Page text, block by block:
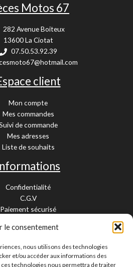
le consentement
nous utilisons des technologies
et/ou accéder aux informations des
ces technologies nous permettra de traiter
Motos 67
282 Avenue Boiteux
13600 La Ciotat
07.50.53.92.39
client
Mon compte
Mes commandes
de commande
Mes adresses
Liste de souhaits
Confidentialité
C.G.V
Paiement sécurisé
Livraison et retour
Cookies
Contact